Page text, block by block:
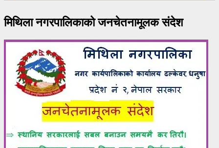
मिथिला नगरपालिकाको जनचेतनामूलक संदेश